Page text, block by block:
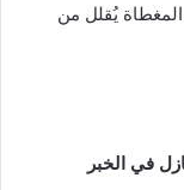
يُقلل من
في الخبر